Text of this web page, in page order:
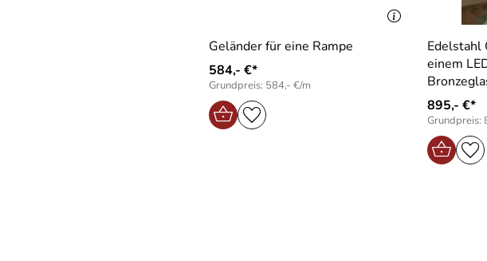
Geländer für eine Rampe
584,- €*
Grundpreis: 584,- €/m
Edelstahl
einem
895,- €*
Grundpreis: